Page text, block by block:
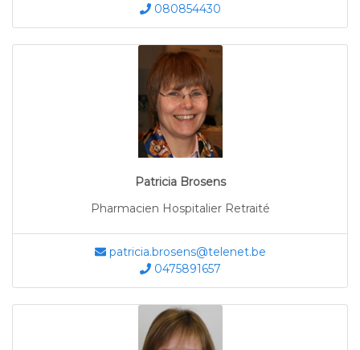
080854430
Patricia Brosens
Pharmacien Hospitalier Retraité
patricia.brosens@telenet.be
0475891657